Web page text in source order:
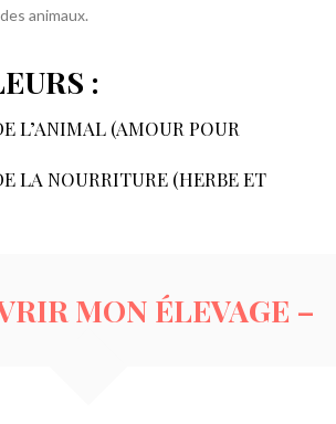
animaux.
:
L’ANIMAL (AMOUR POUR
LA NOURRITURE (HERBE ET
MON ÉLEVAGE –